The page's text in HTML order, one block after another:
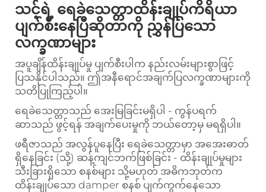
သင့်ရဲ့ ရေခဲသေတ္တာထိန်းချုပ်ကိရိယာ
ပျက်စီးနေပြီဆိုတာကို ညွှန်ပြသော
လက္ခဏာများ
အပူချိန်ထိန်းချုပ်မှု ပျက်စီးပါက နည်းလမ်းများစွာဖြင့်
ပြသနိုင်ပါသည်။ ဤအနီရောင်အချက်ပြလက္ခဏာများကို
သတိပြုကြည့်ပါ။
ရေခဲသေတ္တာသည် အေးမြခြင်းမရှိပါ - ကွန်ပရက်
ဆာသည် ဖွင့်ရန် အချက်ပေးမှုကို ဘယ်တော့မှ မရရှိပါ။
ဖရီဇာသည် အလွန်ပူနေပြီး ရေခဲသေတ္တာမှာ အအေးဓာတ်
ရှိနေခြင်း (သို့) ဆန့်ကျင်ဘက်ဖြစ်ခြင်း - ထိန်းချုပ်မှုများ
သီးခြားရှိသော စနစ်များ သို့မဟုတ် အဓိကဘုတ်က
ထိန်းချုပ်သော damper စနစ် ပျက်ကွက်နေသော